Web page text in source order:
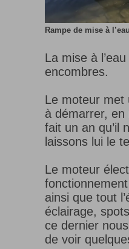
Rampe de mise à l’eau
La mise à
encombres.
Le moteur met
à démarrer,
fait un an qu’il
laissons lui le
Le moteur
ainsi que tout
éclairage,
ce dernier
de voir